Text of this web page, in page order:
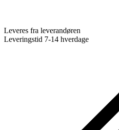
Leveres fra leverandøren
Leveringstid 7-14 hverdage